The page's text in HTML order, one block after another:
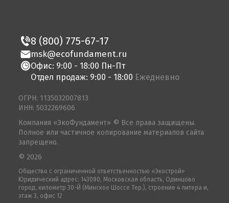
8 (800) 775-67-17
msk@ecofundament.ru
Офис: 9:00 - 18:00 Пн-Пт
Отдел продаж: 9:00 - 18:00 Ежедневно
Общество с ограниченной ответственностью «Экострой»
Юридический адрес: 143080, Московская область, Одинцово
город, километр 30-Й (Минское Шоссе Тер.), строение 4 литера и,
этаж 3, офис 12
ОГРН: 1135032007813
ИНН: 5032269606
Компания «ЭкоФундамент» © Все права защищены.
Полное или частичное копирование материалов сайта
запрещено.
© 2026